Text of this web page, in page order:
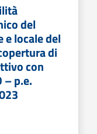
del
locale del
di
con
– p.e.